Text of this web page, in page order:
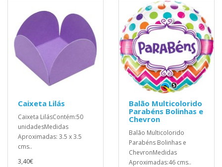
Caixeta Lilás
Caixeta LilásContém:50
unidadesMedidas
Aproximadas: 3.5 x 3.5
cms..
3,40€
Balão Multicolorido
Parabéns Bolinhas e
Chevron
Balão Multicolorido
Parabéns Bolinhas e
ChevronMedidas
Aproximadas:46 cms..